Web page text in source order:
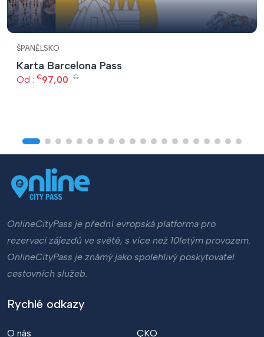
ŠPANĚLSKO
Karta Barcelona Pass
Od : €97,00 €
OnlineCityPass je přední evropská platforma pro
rezervaci zájezdů ve světě, s více než 10letým provozem.
OnlineCityPass je známý jako spolehlivý poskytovatel
cestovních služeb.
Rychlé odkazy
O nás ÇKO